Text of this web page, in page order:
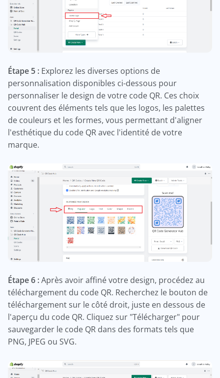
Étape 5 : Explorez les diverses options de
personnalisation disponibles ci-dessous pour
personnaliser le design de votre code QR. Ces choix
couvrent des éléments tels que les logos, les palettes
de couleurs et les formes, vous permettant d'aligner
l'esthétique du code QR avec l'identité de votre
marque.
Étape 6 :Après avoir affiné votre design, procédez au
téléchargement du code QR. Recherchez le bouton de
téléchargement sur le côté droit, juste en dessous de
l'aperçu du code QR. Cliquez sur "Télécharger" pour
sauvegarder le code QR dans des formats tels que
PNG, JPEG ou SVG.